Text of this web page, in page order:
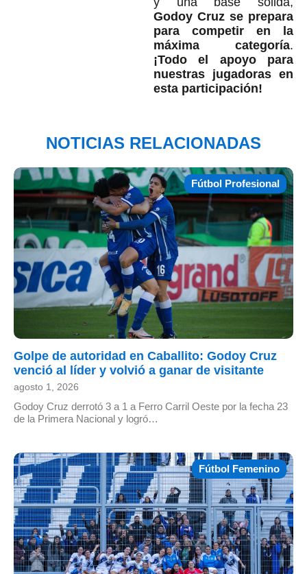
Godoy Cruz se prepara
para competir en la
máxima categoría.
¡Todo el apoyo para
nuestras jugadoras en
esta participación!
NOTICIAS RELACIONADAS
Fútbol Profesional
Golpe de autoridad en Caballito: Godoy Cruz
venció al líder y volvió a ganar de visitante
agosto 1, 2026
Godoy Cruz derrotó 3 a 1 a Ferro Carril Oeste por la fecha 23
de la Primera Nacional y logró…
Fútbol Femenino